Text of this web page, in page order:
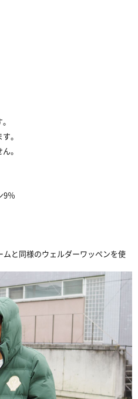
。
。
9％
と同様のウェルダーワッペンを使